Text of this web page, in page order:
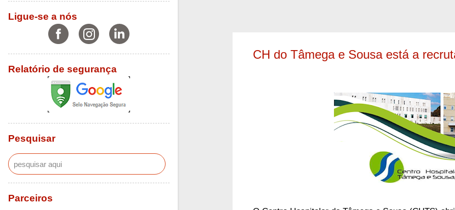
CH do Tâmega e Sousa está a
Ligue-se a nós
Relatório de segurança
Pesquisar
Parceiros